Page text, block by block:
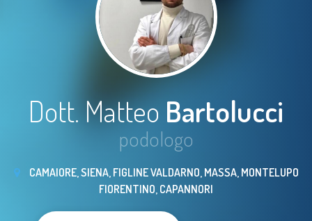
Dott. Matteo Bartolucci
podologo
CAMAIORE, SIENA, FIGLINE VALDARNO, MASSA, MONTELUPO
FIORENTINO, CAPANNORI